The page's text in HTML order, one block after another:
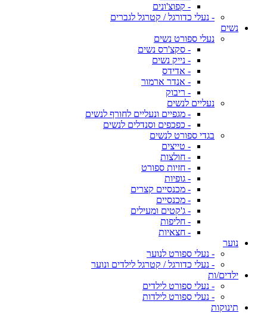
- קפוצ'ונים
- נעלי כדורגל / קטרגל לגברים
נשים
נעלי ספורט נשים
- סקצ'רס נשים
- נייק נשים
- אדידס
- אנדר ארמור
- ריבוק
נעליים לנשים
- מגפיים ונעליים לחורף לנשים
- כפכפים וסנדלים לנשים
בגדי ספורט לנשים
- טייצים
- חולצות
- חזיות ספורט
- גופיות
- מכנסיים קצרים
- מכנסיים
- ג'קטים ומעילים
- חליפות
- חצאיות
נוער
- נעלי ספורט לנוער
- נעלי כדורגל / קטרגל לילדים ונוער
ילדים/ות
- נעלי ספורט לילדים
- נעלי ספורט לילדות
תינוקות